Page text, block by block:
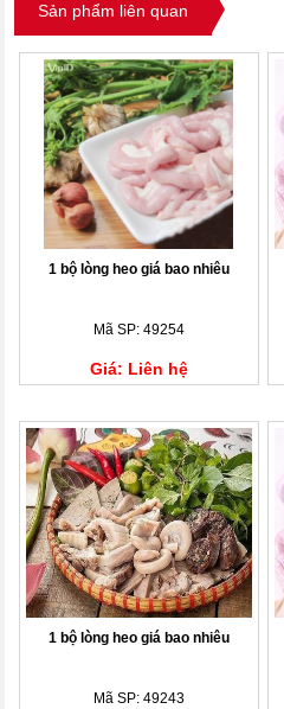
Sản phẩm liên quan
1 bộ lòng heo giá bao nhiêu
Mã SP: 49254
Giá: Liên hệ
1 bộ lòng heo giá bao nhiêu
Mã SP: 49243